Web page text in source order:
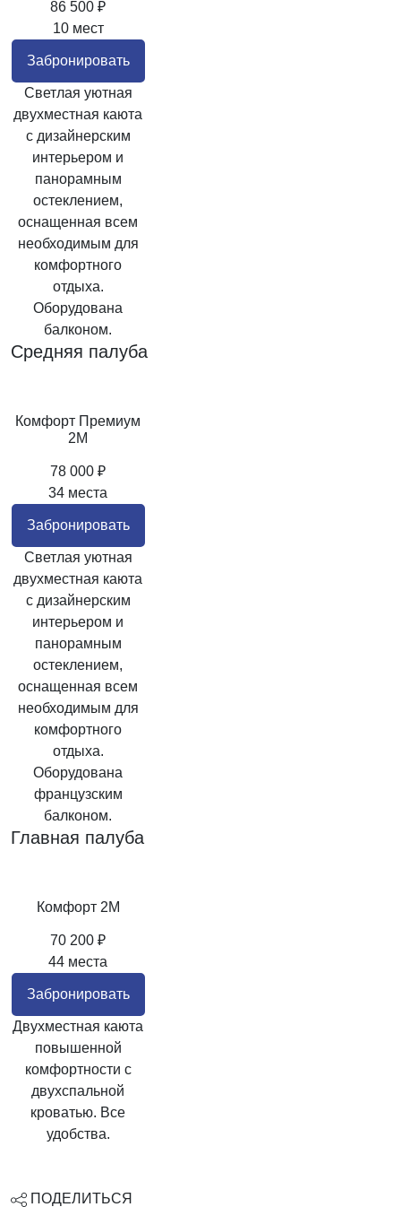
86 500 ₽
10 мест
Забронировать
Светлая уютная
двухместная каюта
с дизайнерским
интерьером и
панорамным
остеклением,
оснащенная всем
необходимым для
комфортного
отдыха.
Оборудована
балконом.
Средняя палуба
Комфорт Премиум
2M
78 000 ₽
34 места
Забронировать
Светлая уютная
двухместная каюта
с дизайнерским
интерьером и
панорамным
остеклением,
оснащенная всем
необходимым для
комфортного
отдыха.
Оборудована
французским
балконом.
Главная палуба
Комфорт 2M
70 200 ₽
44 места
Забронировать
Двухместная каюта
повышенной
комфортности с
двухспальной
кроватью. Все
удобства.
ПОДЕЛИТЬСЯ